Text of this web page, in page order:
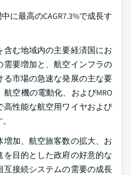
に最高のCAGR7.3%で成長す
む地域内の主要経済国にお
要増加と、航空インフラの
市場の急速な発展の主な要
空機の電動化、およびMRO
性能な航空用ワイヤおよび
加、航空旅客数の拡大、お
目的とした政府の好意的な
接続システムの需要の成長